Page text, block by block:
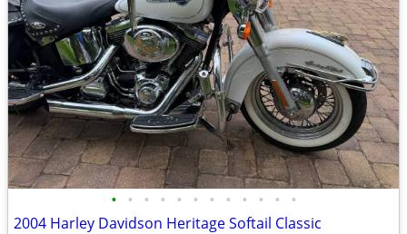
• • • • • • • • • • • •
2004 Harley Davidson Heritage Softail Classic